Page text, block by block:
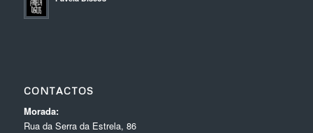
CONTACTOS
Morada:
Rua da Serra da Estrela, 86